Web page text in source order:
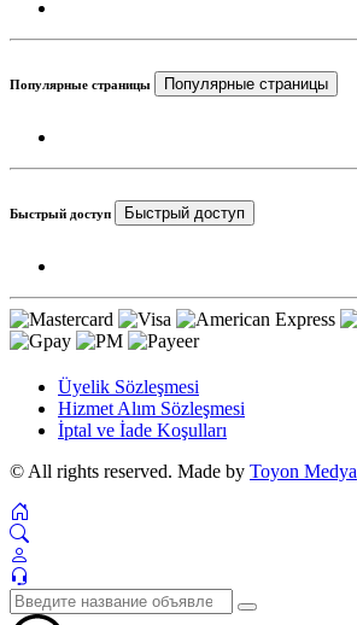
Популярные страницы Популярные страницы
Быстрый доступ Быстрый доступ
Üyelik Sözleşmesi
Hizmet Alım Sözleşmesi
İptal ve İade Koşulları
© All rights reserved. Made by Toyon Medya